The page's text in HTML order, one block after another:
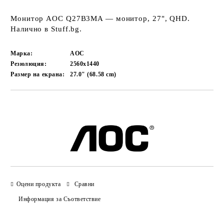
Монитор AOC Q27B3MA — монитор, 27", QHD.
Налично в Stuff.bg.
Марка:
AOC
Резюлюция:
2560x1440
Размер на екрана:
27.0" (68.58 cm)
Оцени продукта Сравни
Информация за Съответствие